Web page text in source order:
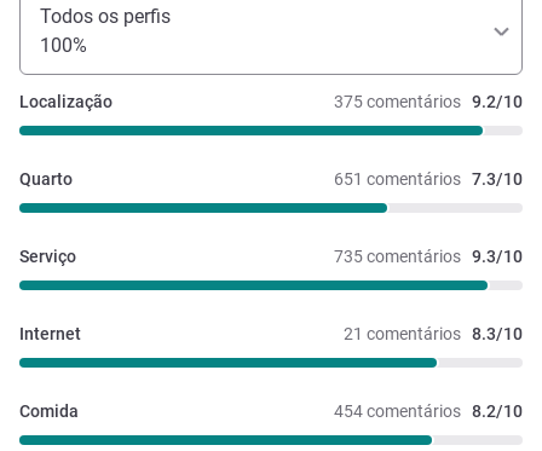
Todos os perfis
100%
375 comentários 9.2/10
Localização
651 comentários 7.3/10
Quarto
735 comentários 9.3/10
Serviço
21 comentários 8.3/10
Internet
454 comentários 8.2/10
Comida